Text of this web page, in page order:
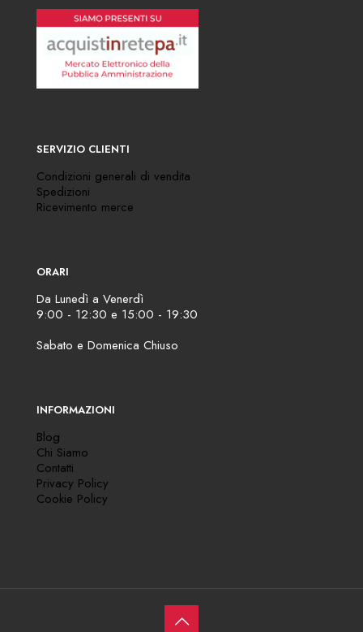
SERVIZIO CLIENTI
Condizioni generali di vendita
Spedizioni
Ricevimento merce
ORARI
Da Lunedì a Venerdì
9:00 - 12:30 e 15:00 - 19:30
Sabato e Domenica Chiuso
INFORMAZIONI
Blog
Chi Siamo
Contatti
Privacy Policy
Cookie Policy